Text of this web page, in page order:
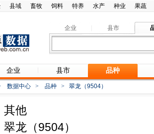
县域 畜牧 饲料 特养 水产 种业 果蔬
企业 县市
企业 县市 品种
数据中心 > 品种 > 翠龙（9504）
其他
翠龙（9504）